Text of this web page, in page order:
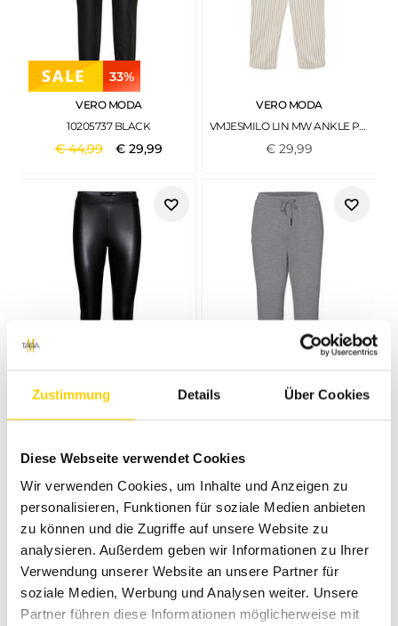
Zustimmung Details Über Cookies
Diese Webseite verwendet Cookies
Wir verwenden Cookies, um Inhalte und Anzeigen zu
personalisieren, Funktionen für soziale Medien anbieten
zu können und die Zugriffe auf unsere Website zu
analysieren. Außerdem geben wir Informationen zu Ihrer
Verwendung unserer Website an unsere Partner für
soziale Medien, Werbung und Analysen weiter. Unsere
Partner führen diese Informationen möglicherweise mit
33%
VERO MODA
10205737 BLACK
€44,99 € 29,99
VERO MODA
VMJESMILO LIN MW ANKLE PANTS WVN NOOS SILVER LINING2
€29,99
29%
VERO MODA
€34,99 €24,99
25%
€